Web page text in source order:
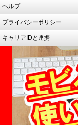
ヘルプ
プライバシーポリシー
キャリアIDと連携